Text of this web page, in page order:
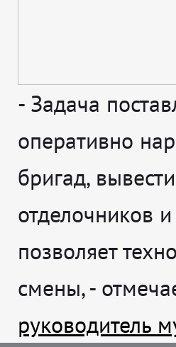
- Задача
оперативно
бригад,
отделочников
позволяет
смены, -
руководитель